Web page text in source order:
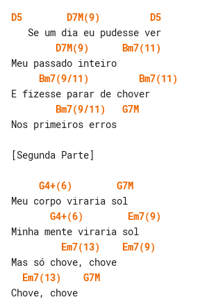
D5 D7M(9)
D5
D7M(9)
Bm7(11)
Bm7(9/11)
Bm7(11)
Bm7(9/11)
G7M
Nos primeiros erros
[Segunda Parte]
G4+(6)
G7M
G4+(6)
Em7(9)
Em7(13)
Em7(9)
Em7(13)
G7M
Chove, chove